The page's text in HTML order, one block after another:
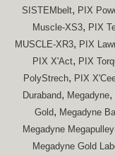
SISTEMbelt, PIX
Muscle-XS3, PIX
MUSCLE-XR3, PIX
PIX X'Act, PIX
PolyStrech, PIX
Duraband, Megadyne,
Gold, Megadyne
Megadyne Megapulley
Megadyne Gold